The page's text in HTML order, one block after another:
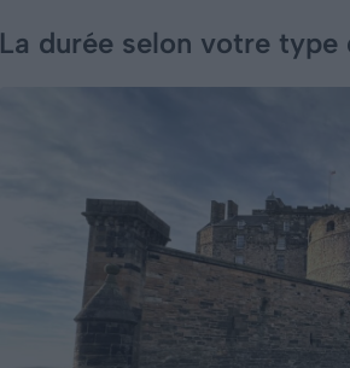
La durée selon votre